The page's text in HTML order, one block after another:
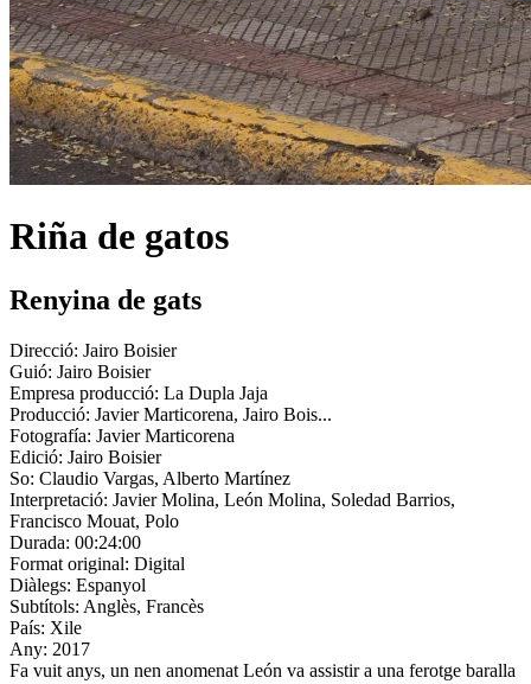
Riña de gatos
Renyina de gats
Direcció: Jairo Boisier
Guió: Jairo Boisier
Empresa producció: La Dupla Jaja
Producció: Javier Marticorena, Jairo Bois...
Fotografía: Javier Marticorena
Edició: Jairo Boisier
So: Claudio Vargas, Alberto Martínez
Interpretació: Javier Molina, León Molina, Soledad Barrios,
Francisco Mouat, Polo
Durada: 00:24:00
Format original: Digital
Diàlegs: Espanyol
Subtítols: Anglès, Francès
País: Xile
Any: 2017
Fa vuit anys, un nen anomenat León va assistir a una ferotge baralla